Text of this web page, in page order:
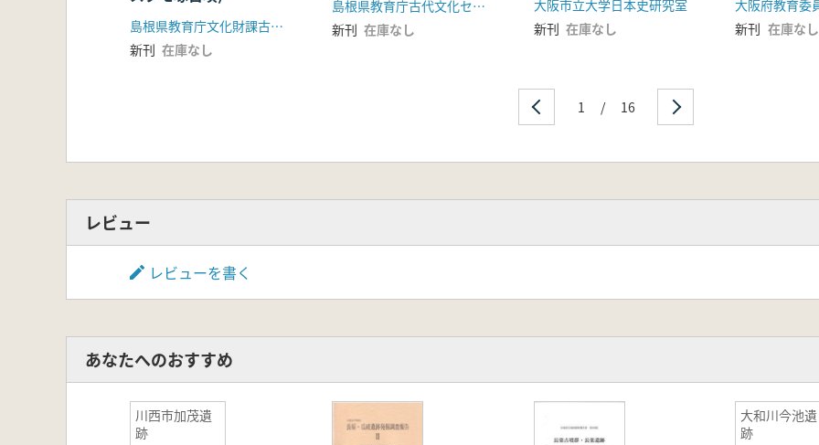
島根県教育庁文化財課古代文化センター
新刊 在庫なし
島根県教育庁古代文化センター 島根県教育庁埋蔵文化財調査センター
新刊 在庫なし
大阪市立大学日本史研究室
新刊 在庫なし
大阪府教育委
新刊 在庫なし
1 / 16
レビュー
レビューを書く
あなたへのおすすめ
川西市加茂遺
跡
大和川今池遺
跡